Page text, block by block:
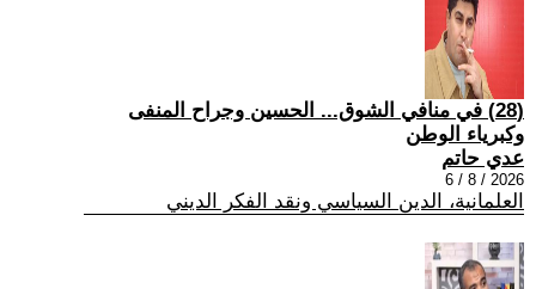
(28) في منافي الشوق... الحسين وجراح المنفى
وكبرياء الوطن
عدي حاتم
2026 / 8 / 6
العلمانية، الدين السياسي ونقد الفكر الديني